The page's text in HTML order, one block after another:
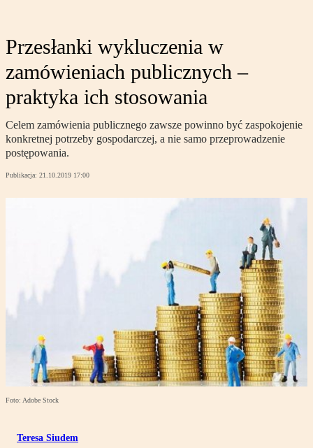
Przesłanki wykluczenia w
zamówieniach publicznych –
praktyka ich stosowania
Celem zamówienia publicznego zawsze powinno być zaspokojenie
konkretnej potrzeby gospodarczej, a nie samo przeprowadzenie
postępowania.
Publikacja: 21.10.2019 17:00
Foto: Adobe Stock
Teresa Siudem